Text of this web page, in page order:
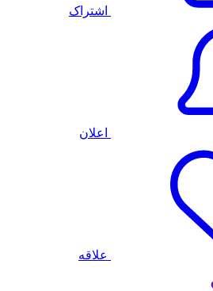
اشتراک
اعلان
علاقه